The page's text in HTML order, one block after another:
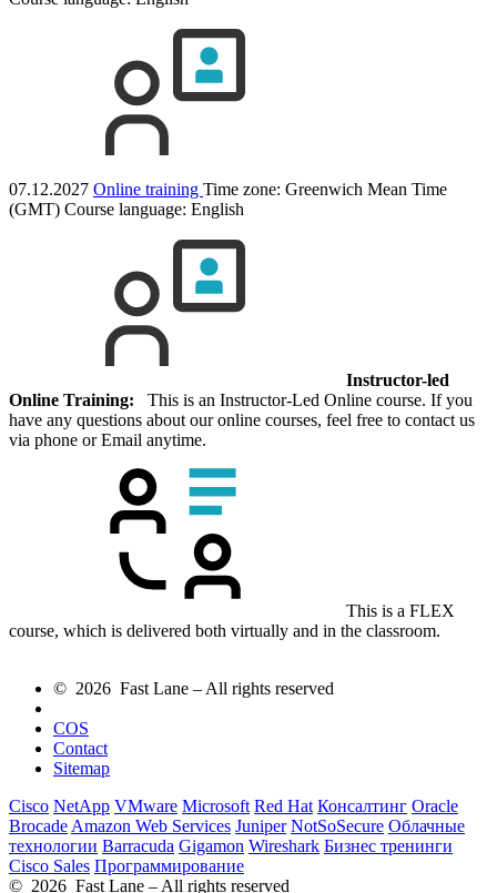
07.12.2027 Online training Time zone: Greenwich Mean Time
(GMT) Course language: English
Instructor-led
Online Training: This is an Instructor-Led Online course. If you
have any questions about our online courses, feel free to contact us
via phone or Email anytime.
This is a FLEX
course, which is delivered both virtually and in the classroom.
© 2026 Fast Lane – All rights reserved
COS
Contact
Sitemap
Cisco NetApp VMware Microsoft Red Hat Консалтинг Oracle
Brocade Amazon Web Services Juniper NotSoSecure Облачные
технологии Barracuda Gigamon Wireshark Бизнес тренинги
Cisco Sales Программирование
© 2026 Fast Lane – All rights reserved